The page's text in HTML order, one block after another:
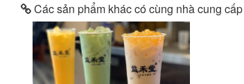
Các sản phẩm khác có cùng nhà cung cấp